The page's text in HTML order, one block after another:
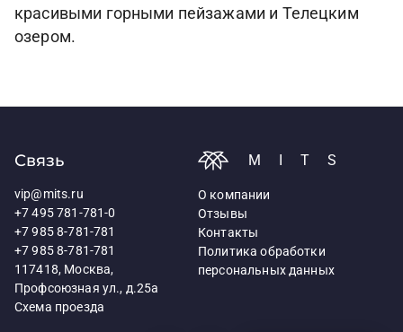
красивыми горными пейзажами и Телецким
озером.
Связь
vip@mits.ru
+7 495 781-781-0
+7 985 8-781-781
+7 985 8-781-781
117418, Москва,
Профсоюзная ул., д.25а
Схема проезда
MITS
О компании
Отзывы
Контакты
Политика обработки
персональных данных